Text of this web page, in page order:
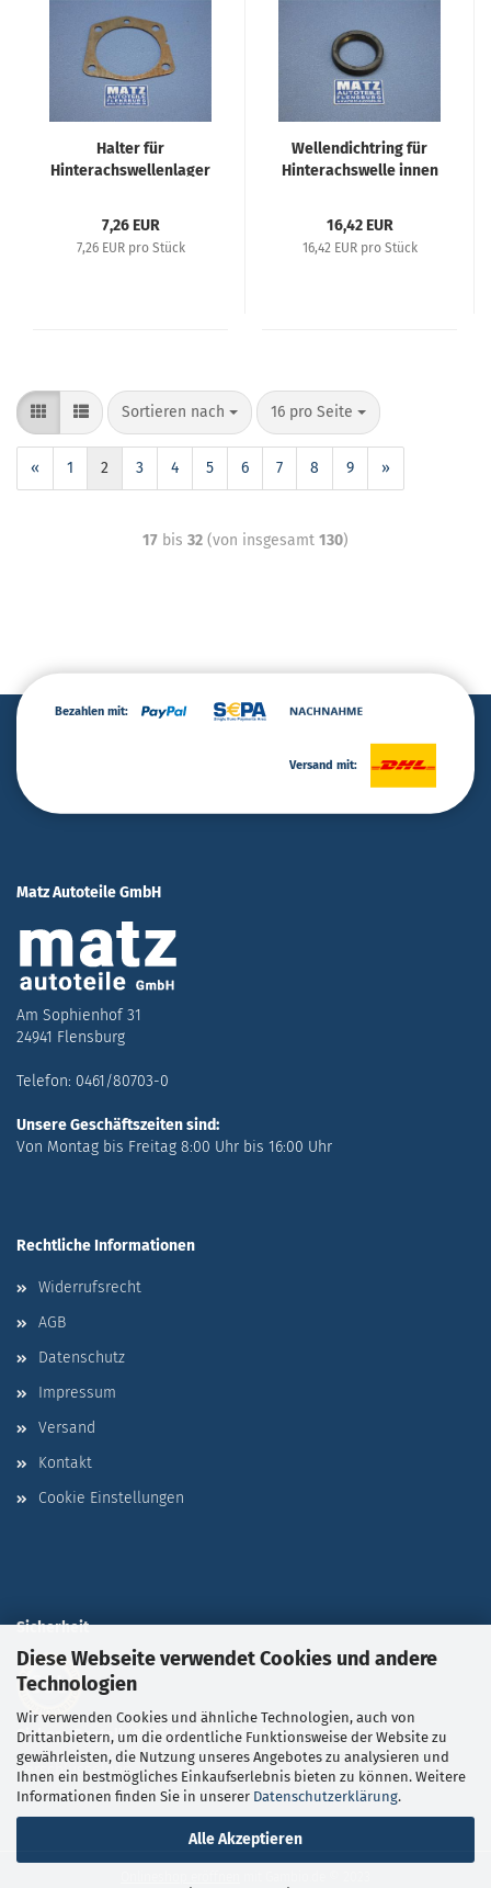
Diese Webseite verwendet Cookies und andere
Technologien
Wir verwenden Cookies und ähnliche Technologien, auch von
Drittanbietern, um die ordentliche Funktionsweise der Website zu
gewährleisten, die Nutzung unseres Angebotes zu analysieren und
Ihnen ein bestmögliches Einkaufserlebnis bieten zu können. Weitere
Informationen finden Sie in unserer Datenschutzerklärung.
Alle Akzeptieren
Halter für
Hinterachswellenlager
7,26 EUR
7,26 EUR pro Stück
Wellendichtring für
Hinterachswelle innen
1,2 L, Olympia 1,3 L
16,42 EUR
16,42 EUR pro Stück
Sortieren nach 16 pro Seite
« 1 2 3 4 5 6 7 8 9 »
17 bis 32 (von insgesamt 130)
Bezahlen mit:
Versand mit:
Matz Autoteile GmbH
Am Sophienhof 31
24941 Flensburg
Telefon: 0461/80703-0
Unsere Geschäftszeiten sind:
Von Montag bis Freitag 8:00 Uhr bis 16:00 Uhr
Rechtliche Informationen
Widerrufsrecht
AGB
Datenschutz
Impressum
Versand
Kontakt
Cookie Einstellungen
Sicherheit
Sichere Bestell- & Zahlungsabwicklungdurch SSL-
Verschlüsselung